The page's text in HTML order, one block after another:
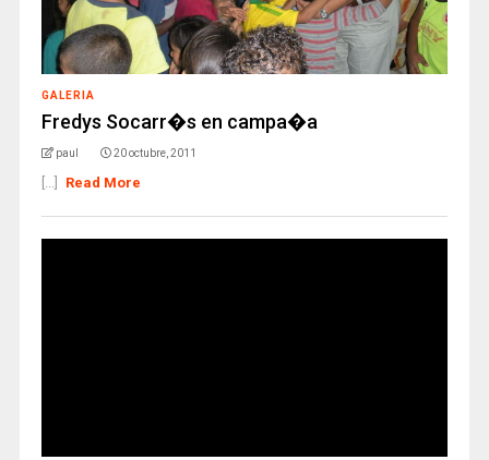
GALERIA
Fredys Socarr�s en campa�a
paul 20 octubre, 2011
[...] Read More